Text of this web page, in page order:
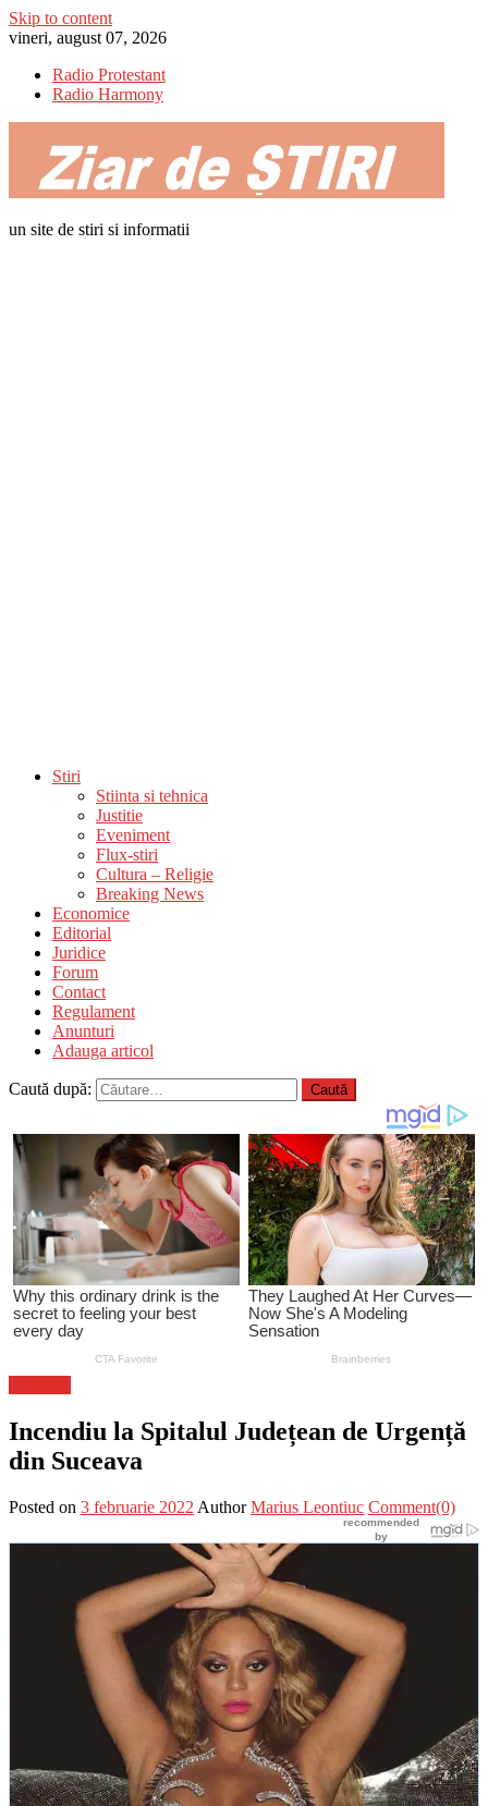
Skip to content
vineri, august 07, 2026
Radio Protestant
Radio Harmony
un site de stiri si informatii
Stiri
Stiinta si tehnica
Justitie
Eveniment
Flux-stiri
Cultura – Religie
Breaking News
Economice
Editorial
Juridice
Forum
Contact
Regulament
Anunturi
Adauga articol
Caută după:
Incendiu la Spitalul Județean de Urgență
din Suceava
Posted on 3 februarie 2022 Author Marius Leontiuc Comment(0)